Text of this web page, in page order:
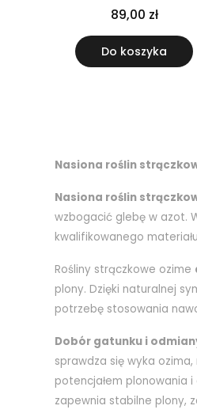
89,00 zł
Do koszyka
Nasiona roślin
Nasiona roślin
wzbogacić glebę w azot.
kwalifikowanego
Rośliny strączkowe ozime
plony. Dzięki naturalnej
potrzebę stosowania
Dobór gatunku i
sprawdza się wyka
potencjałem plonowania
zapewnia stabilne plony,